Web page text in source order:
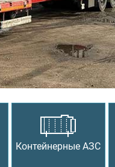
Контейнерные АЗС